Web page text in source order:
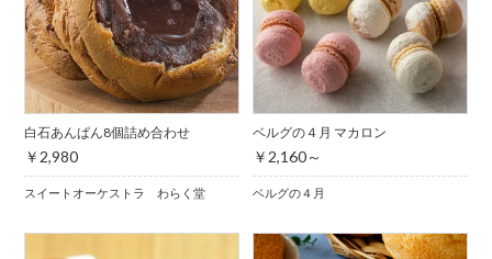
白石あんぱん8個詰め合わせ
￥2,980
スイートオーケストラ わらく堂
ベルグの４月 マカロン
￥2,160～
ベルグの４月